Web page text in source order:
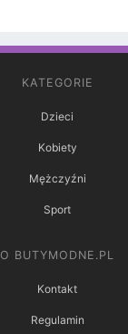
KATEGORIE
Dzieci
Kobiety
Mężczyźni
Sport
O BUTYMODNE.PL
Kontakt
Regulamin